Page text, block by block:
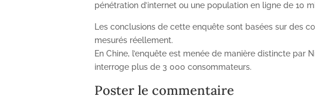
pénétration d’internet ou une population en ligne de 10
Les conclusions de cette enquête sont basées sur des
mesurés réellement.
En Chine, l’enquête est menée de manière distincte par
interroge plus de 3 000 consommateurs.
Poster le commentaire